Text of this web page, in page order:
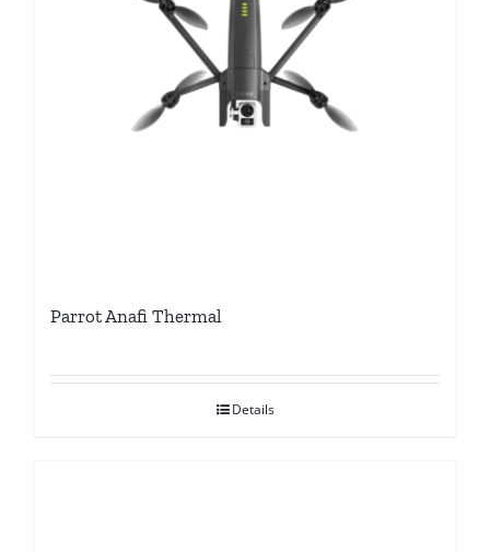
Parrot Anafi Thermal
Details